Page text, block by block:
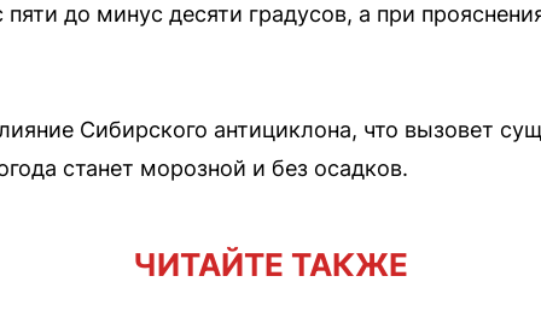
пяти до минус десяти градусов, а при
Сибирского антициклона, что вызовет
станет морозной и без осадков.
ЧИТАЙТЕ ТАКЖЕ